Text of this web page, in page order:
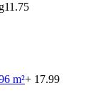
11.75
m²+ 17.99